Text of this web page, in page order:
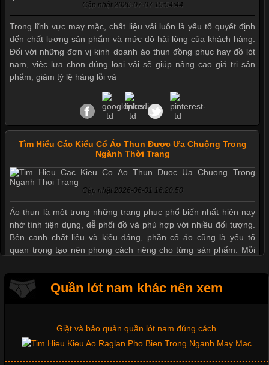
Cập nhật 2026-07-07 15:54:44
Trong lĩnh vực may mặc, chất liệu vải luôn là yếu tố quyết định
đến chất lượng sản phẩm và mức độ hài lòng của khách hàng.
Đối với những đơn vị kinh doanh áo thun đồng phục hay đồ lót
nam, việc lựa chọn đúng loại vải sẽ giúp nâng cao giá trị sản
phẩm, giảm tỷ lệ hàng lỗi và
Tìm Hiểu Các Kiểu Cổ Áo Thun Được Ưa Chuộng Trong
Ngành Thời Trang
Cập nhật 2026-06-01 16:20:50
Áo thun là một trong những trang phục phổ biến nhất hiện nay
nhờ tính tiện dụng, dễ phối đồ và phù hợp với nhiều đối tượng.
Bên cạnh chất liệu và kiểu dáng, phần cổ áo cũng là yếu tố
quan trọng tạo nên phong cách riêng cho từng sản phẩm. Mỗi
Những Mẫu Áo Thun Đồng Phục Công Ty Được Ưa
Chuộng Hiện Nay
Quần lót nam khác nên xem
Mẫu quần short quần lót nam nữ hè thu 2017
Thị hiều quần lót nam bơi lội nam và nữ 2017
Xu hướng thời trang trẻ và quần lót nam giá sỉ
Giặt và bảo quản quần lót nam đúng cách